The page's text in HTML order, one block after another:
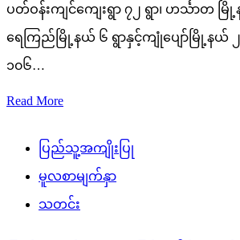
ပတ်ဝန်းကျင်ကျေးရွာ ၇၂ ရွာ၊ ဟင်္သာတ မြို့
ရေကြည်မြို့နယ် ၆ ရွာနှင့်ကျုံပျော်မြို့နယ် ၂ ရွ
၁၀၆…
Read More
ပြည်သူ့အကျိုးပြု
မူလစာမျက်နှာ
သတင်း